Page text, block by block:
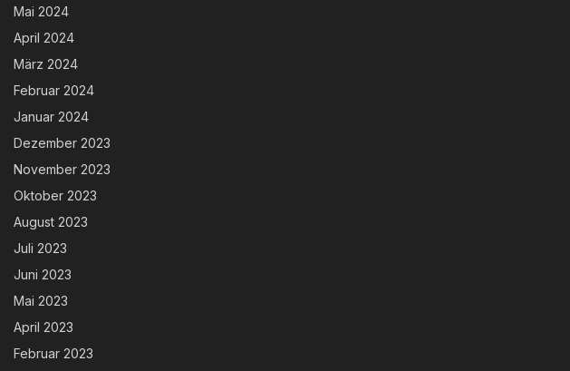
Mai 2024
April 2024
März 2024
Februar 2024
Januar 2024
Dezember 2023
November 2023
Oktober 2023
August 2023
Juli 2023
Juni 2023
Mai 2023
April 2023
Februar 2023